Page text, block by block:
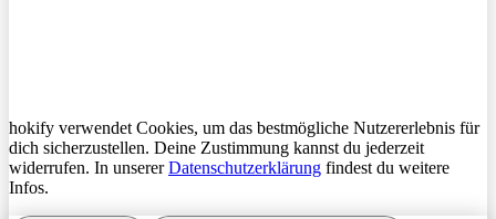
hokify verwendet Cookies, um das bestmögliche Nutzererlebnis für
dich sicherzustellen. Deine Zustimmung kannst du jederzeit
widerrufen. In unsererDatenschutzerklärung findest du weitere
Infos.